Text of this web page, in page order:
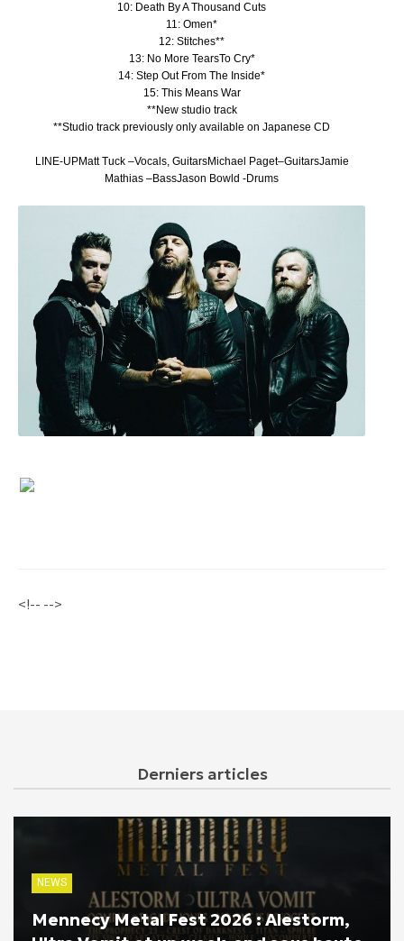
10: Death By A Thousand Cuts
11: Omen*
12: Stitches**
13: No More TearsTo Cry*
14: Step Out From The Inside*
15: This Means War
**New studio track
**Studio track previously only available on Japanese CD
LINE-UPMatt Tuck –Vocals, GuitarsMichael Paget–GuitarsJamie
Mathias –BassJason Bowld -Drums
<!-- -->
Derniers articles
NEWS
Mennecy Metal Fest 2026 : Alestorm,